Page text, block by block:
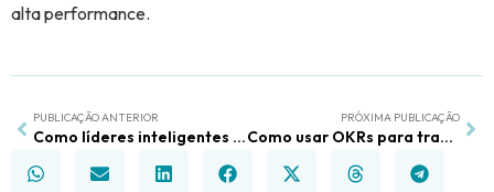
alta performance.
PUBLICAÇÃO ANTERIOR
Como líderes inteligentes estão transformando planejamento em resultado real
PRÓXIMA PUBLICAÇÃO
Como usar OKRs para transformar tarefas em resultados reais